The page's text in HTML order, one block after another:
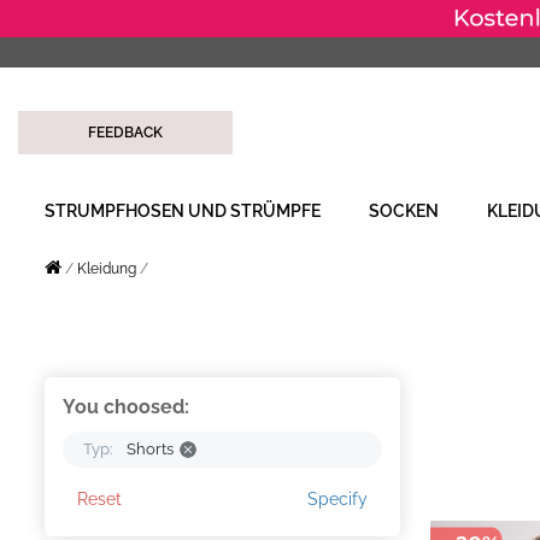
FEEDBACK
STRUMPFHOSEN UND STRÜMPFE SOCKEN
Kleidung
You choosed:
Typ: Shorts
Reset Specify